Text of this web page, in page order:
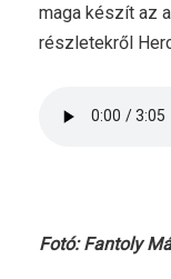
maga készít az
részletekről
Fotó: Fantoly